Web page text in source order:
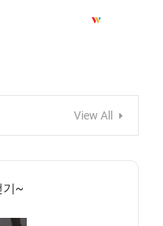
View All
기~